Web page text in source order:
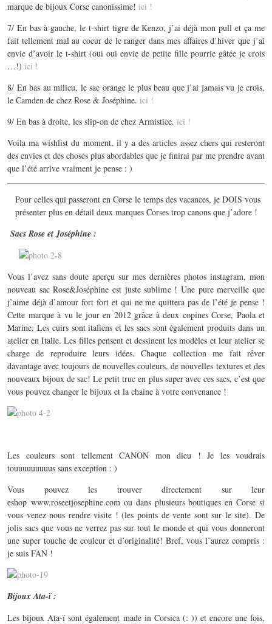
marque de bijoux Corse canonissime! ici !
7/ En bas à gauche, le t-shirt tigre de Kenzo, j’ai déjà mon pull et ça me
fait tellement mal au coeur de le ranger dans mes affaires d’hiver que j’ai
envie d’avoir le t-shirt (oui oui envie de petite fille pourrie gâtée je crois
…!) ici !
8/ En bas au milieu, le sac orange le plus beau que j’ai jamais vu je crois,
le Camden de chez Rose & Joséphine. ici !
9/ En bas à droite, les slip-on de chez Armistice. ici !
Voila ma wishlist du moment, il y a des articles assez chers qui resteront
des envies et des choses plus abordables que je finirai par me prendre avant
que l’été arrive vraiment je pense : )
Pour celles qui passeront en Corse le temps des vacances, je DOIS vous
présenter plus en détail deux marques Corses trop canons que j’adore !
Sacs Rose et Joséphine :
Vous l’avez sans doute aperçu sur mes dernières photos instagram, mon
nouveau sac Rose&Joséphine est juste sublime ! Une pure merveille que
j’aime déjà d’amour fort fort et qui ne me quittera pas de l’été je pense !
Cette marque à vu le jour en 2012 grâce à deux copines Corse, Paola et
Marine. Les cuirs sont italiens et les sacs sont également produits dans un
atelier en Italie. Les filles pensent et dessinent les modèles et leur atelier se
charge de reproduire leurs idées. Chaque collection me fait rêver
davantage avec toujours de nouvelles couleurs, de nouvelles textures et des
nouveaux bijoux de sac! Le petit truc en plus super avec ces sacs, c’est que
vous pouvez changer le bijoux et la chaine à votre convenance !
Les couleurs sont tellement CANON mon dieu ! Je les voudrais
touuuuuuuuus sans exception : )
Vous pouvez les trouver directement sur leur
eshop www.roseetjosephine.com ou dans plusieurs boutiques en Corse si
vous venez nous rendre visite ! (les points de vente sont sur le site). De
jolis sacs que vous ne verrez pas sur tout le monde et qui vous donneront
une super touche de couleur et d’originalité! Bref, vous l’aurez compris :
je suis FAN !
Bijoux Ata-ï :
Les bijoux Ata-ï sont également made in Corsica (: )) et encore une fois,